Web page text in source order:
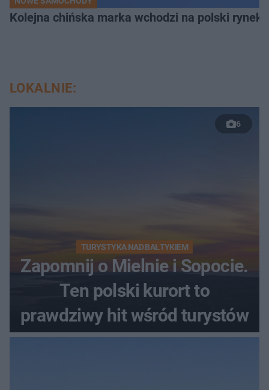
Kolejna chińska marka wchodzi na polski
LOKALNIE:
6
TURYSTYKA NAD BAŁTYKIEM
Zapomnij o Mielnie i Sopocie.
Ten polski kurort to
prawdziwy hit wśród turystów